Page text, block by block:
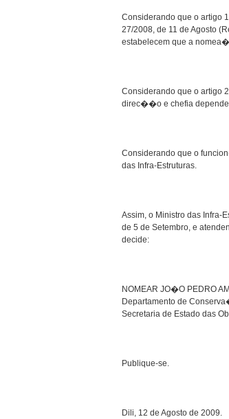
Considerando que o artigo
27/2008, de 11 de Agosto
estabelecem que a
Considerando que o artigo
direc��o e chefia
Considerando que o
das Infra-Estruturas.
Assim, o Ministro das
de 5 de Setembro, e
decide:
NOMEAR JO�O PEDRO
Departamento de
Secretaria de Estado das
Publique-se.
Dili, 12 de Agosto de 2009.